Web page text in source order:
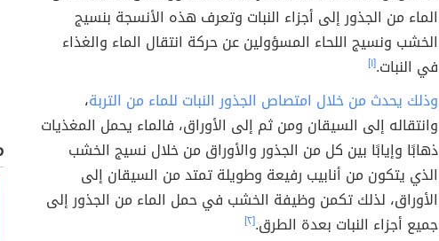
تساهم بنية النبات في كل من الجذور والسيقان والأوراق في
تعزيز نقل كل من الماء والمغذيات إلى جميع أنحاء النبات
ذلك لوجود الأنسجة النباتية الرئيسية المسؤولة عن عملية انتقال
الماء من الجذور إلى أجزاء النبات وتعرف هذه الأنسجة بنسيج
الخشب ونسيج اللحاء المسؤولين عن حركة انتقال الماء والغذاء
في النبات.[١]
وذلك يحدث من خلال امتصاص الجذور النبات للماء من التربة،
وانتقاله إلى السيقان ومن ثم إلى الأوراق، فالماء يحمل المغذيات